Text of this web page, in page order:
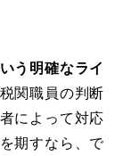
う明確なライ
関職員の判断
によって対応
期すなら、で